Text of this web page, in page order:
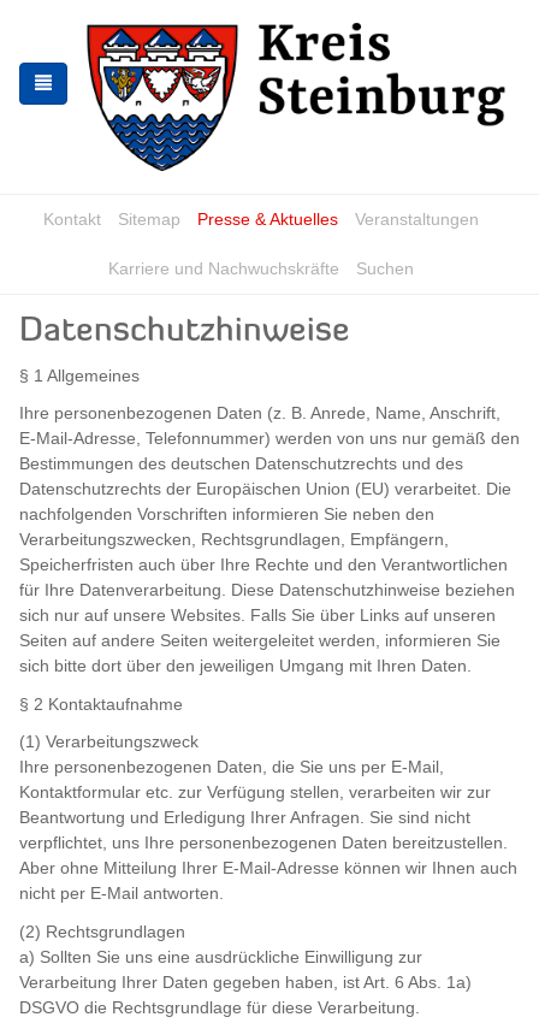
springen
springen
Kontakt Sitemap Presse & Aktuelles Veranstaltungen
Karriere und Nachwuchskräfte Suchen
Datenschutzhinweise
§ 1 Allgemeines
Ihre personenbezogenen Daten (z. B. Anrede, Name, Anschrift,
E-Mail-Adresse, Telefonnummer) werden von uns nur gemäß den
Bestimmungen des deutschen Datenschutzrechts und des
Datenschutzrechts der Europäischen Union (EU) verarbeitet. Die
nachfolgenden Vorschriften informieren Sie neben den
Verarbeitungszwecken, Rechtsgrundlagen, Empfängern,
Speicherfristen auch über Ihre Rechte und den Verantwortlichen
für Ihre Datenverarbeitung. Diese Datenschutzhinweise beziehen
sich nur auf unsere Websites. Falls Sie über Links auf unseren
Seiten auf andere Seiten weitergeleitet werden, informieren Sie
sich bitte dort über den jeweiligen Umgang mit Ihren Daten.
§ 2 Kontaktaufnahme
(1) Verarbeitungszweck
Ihre personenbezogenen Daten, die Sie uns per E-Mail,
Kontaktformular etc. zur Verfügung stellen, verarbeiten wir zur
Beantwortung und Erledigung Ihrer Anfragen. Sie sind nicht
verpflichtet, uns Ihre personenbezogenen Daten bereitzustellen.
Aber ohne Mitteilung Ihrer E-Mail-Adresse können wir Ihnen auch
nicht per E-Mail antworten.
(2) Rechtsgrundlagen
a) Sollten Sie uns eine ausdrückliche Einwilligung zur
Verarbeitung Ihrer Daten gegeben haben, ist Art. 6 Abs. 1a)
DSGVO die Rechtsgrundlage für diese Verarbeitung.